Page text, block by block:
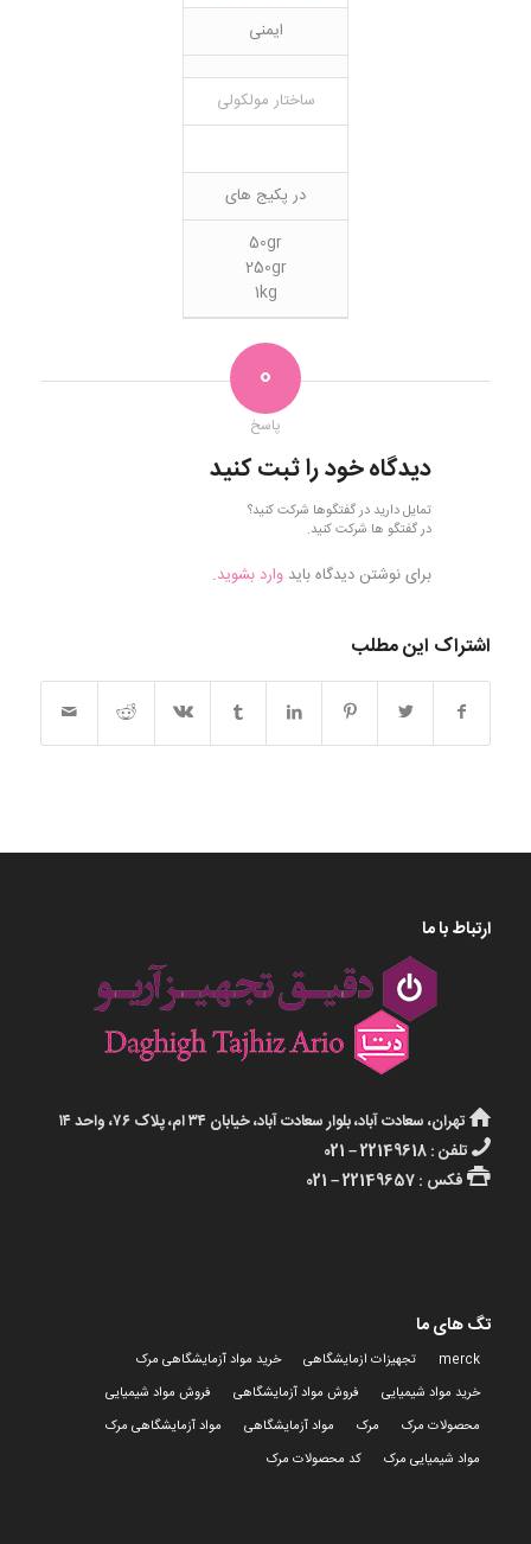
ایمنی
ساختار مولکولی
در پکیج های
50gr
250gr
1kg
0
پاسخ
دیدگاه خود را ثبت کنید
تمایل دارید در گفتگوها شرکت کنید؟
در گفتگو ها شرکت کنید.
برای نوشتن دیدگاه باید وارد بشوید.
اشتراک این مطلب
ارتباط با ما
تهران، سعادت آباد، بلوار سعادت آباد، خیابان ۳۴ ام، پلاک ۷۶، واحد ۱۴
تلفن : 22149618 – 021
فکس : 22149657 – 021
تگ های ما
merck تجهیزات ازمایشگاهی
خرید مواد آزمایشگاهی مرک
خرید مواد شیمیایی
فروش مواد آزمایشگاهی
فروش مواد شیمیایی
محصولات مرک
مرک مواد آزمایشگاهی
مواد آزمایشگاهی مرک
مواد شیمیایی مرک
کد محصولات مرک